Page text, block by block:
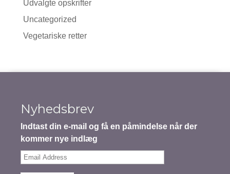
Udvalgte opskrifter
Uncategorized
Vegetariske retter
Nyhedsbrev
Indtast din e-mail og få en påmindelse når der
kommer nye indlæg
Email